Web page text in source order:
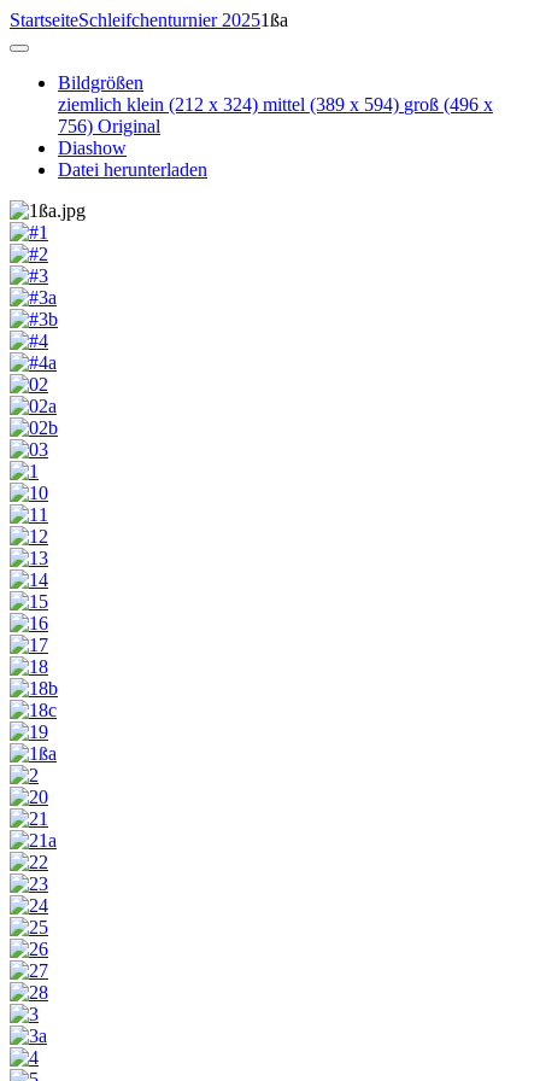
StartseiteSchleifchenturnier 20251ßa
Bildgrößen
ziemlich klein (212 x 324) mittel (389 x 594) groß (496 x
756) Original
Diashow
Datei herunterladen